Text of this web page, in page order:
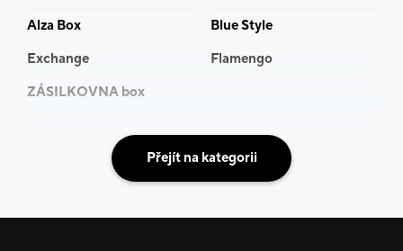
Alza Box
Blue Style
Exchange
Flamengo
ZÁSILKOVNA box
Přejít na kategorii